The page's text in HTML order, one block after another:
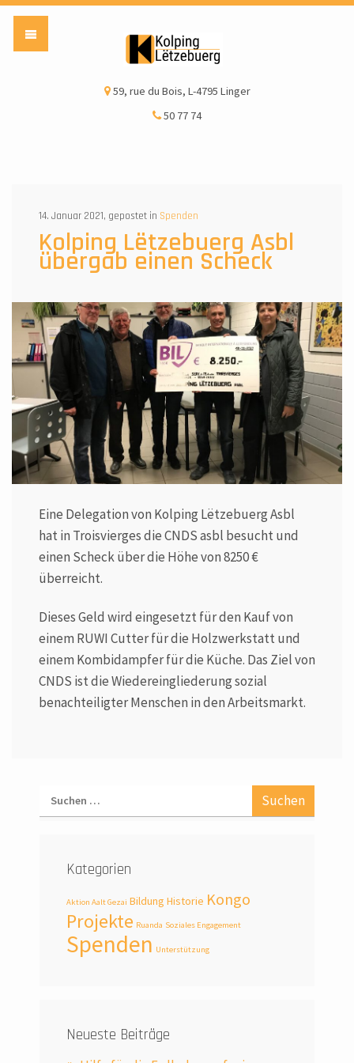
59, rue du Bois, L-4795 Linger
50 77 74
14. Januar 2021, gepostet in Spenden
Kolping Lëtzebuerg Asbl
übergab einen Scheck
Eine Delegation von Kolping Lëtzebuerg Asbl
hat in Troisvierges die CNDS asbl besucht und
einen Scheck über die Höhe von 8250 €
überreicht.
Dieses Geld wird eingesetzt für den Kauf von
einem RUWI Cutter für die Holzwerkstatt und
einem Kombidampfer für die Küche. Das Ziel von
CNDS ist die Wiedereingliederung sozial
benachteiligter Menschen in den Arbeitsmarkt.
Kategorien
Aktion Aalt Gezai Bildung Historie Kongo
Projekte Ruanda Soziales Engagement
Spenden Unterstützung
Neueste Beiträge